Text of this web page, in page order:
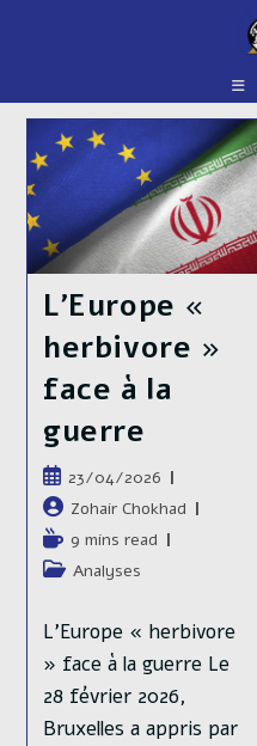
L’Europe «
herbivore »
face à la
guerre
Publication
publiée :
23/04/2026
Auteur/autrice
de
la
publication :
Zohair Chokhad
Temps
de
9 mins read
PostAnalyses
L’Europe « herbivore
» face à la guerre Le
28 février 2026,
Bruxelles a appris par
Histoire
militaire de
la guerre en
Ukraine –
Chapitre 5 :
(interlude) :
Parlons de
logistique
industrielle